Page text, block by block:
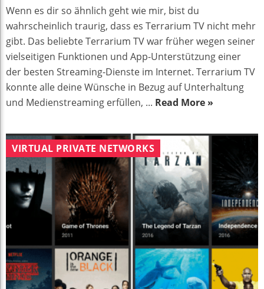
Wenn es dir so ähnlich geht wie mir, bist du
wahrscheinlich traurig, dass es Terrarium TV nicht mehr
gibt. Das beliebte Terrarium TV war früher wegen seiner
vielseitigen Funktionen und App-Unterstützung einer
der besten Streaming-Dienste im Internet. Terrarium TV
konnte alle deine Wünsche in Bezug auf Unterhaltung
und Medienstreaming erfüllen, ... Read More »
VIRTUAL PRIVATE NETWORKS